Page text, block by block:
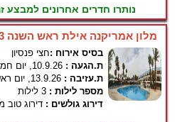
נותרו חדרים אחרונים למבצע
מלון אמריקנה אילת ראש השנה 3 לילות
בסיס אירוח :חצי פנסיון
ת.הגעה : 10.9.26, יום חמישי
ת.עזיבה : 13.9.26, יום ראשון
מספר לילות : 3 לילות
דירוג גולשים : דירוג טוב